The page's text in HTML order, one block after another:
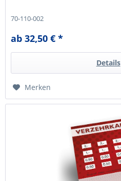
70-110-002
ab 32,50 € *
Details
Merken